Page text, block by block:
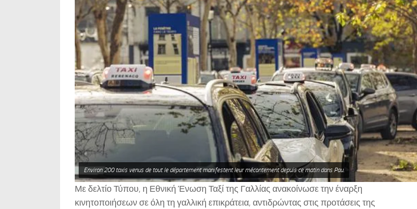
Environ 200 taxis venus de tout le département manifestent leur mécontement depuis ce matin dans Pau.
Με δελτίο Τύπου, η Εθνική Ένωση Ταξί της Γαλλίας ανακοίνωσε την έναρξη
κινητοποιήσεων σε όλη τη γαλλική επικράτεια, αντιδρώντας στις προτάσεις της